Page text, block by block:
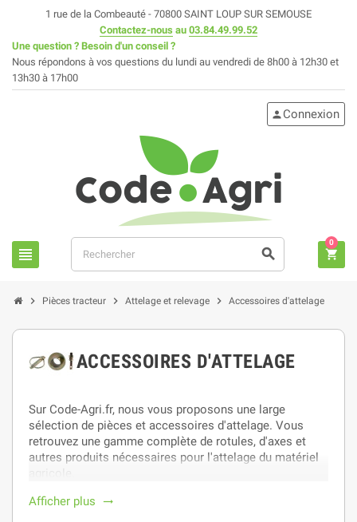
1 rue de la Combeauté - 70800 SAINT LOUP SUR SEMOUSE
Contactez-nous au 03.84.49.99.52
Une question ? Besoin d'un conseil ?
Nous répondons à vos questions du lundi au vendredi de 8h00 à 12h30 et
13h30 à 17h00
view_headline search
person Connexion
shopping_cart
0
chevron_right Pièces tracteur chevron_right Attelage et relevage chevron_right Accessoires d'attelage
ACCESSOIRES D'ATTELAGE
Sur Code-Agri.fr, nous vous proposons une large
sélection de pièces et accessoires d'attelage. Vous
retrouvez une gamme complète de rotules, d'axes et
autres produits nécessaires pour l'attelage du matériel
Afficher plus
trending_flat